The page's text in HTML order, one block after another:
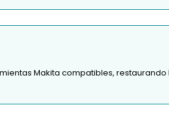
Makita compatibles, restaurando